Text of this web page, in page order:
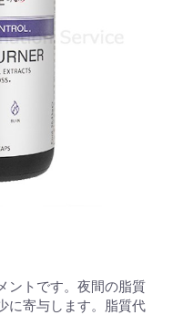
ントです。夜間の脂質
に寄与します。脂質代